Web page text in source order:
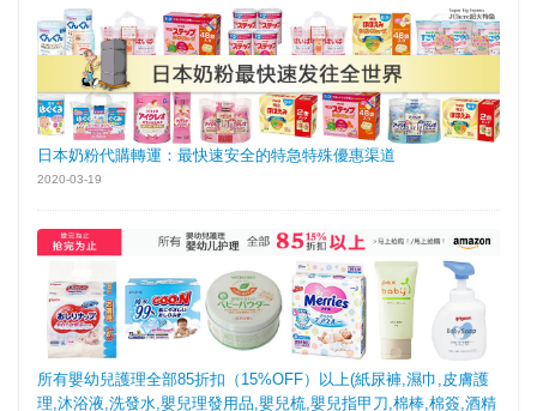
日本奶粉代購轉運：最快速安全的特急特殊優惠渠道
2020-03-19
所有嬰幼兒護理全部85折扣（15%OFF）以上(紙尿褲,濕巾,皮膚護
理,沐浴液,洗發水,嬰兒理發用品,嬰兒梳,嬰兒指甲刀,棉棒,棉簽,酒精